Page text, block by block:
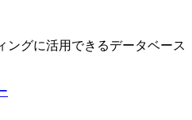
ングに活用できるデータベース